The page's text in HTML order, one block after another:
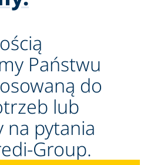
Państwu
do
lub
pytania
Group.